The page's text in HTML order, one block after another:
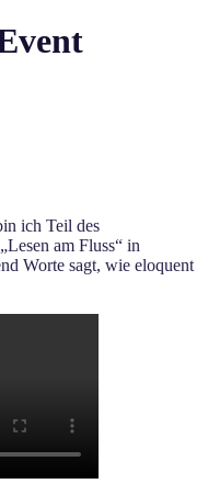
ich Teil des
am Fluss“ in
Worte sagt, wie eloquent